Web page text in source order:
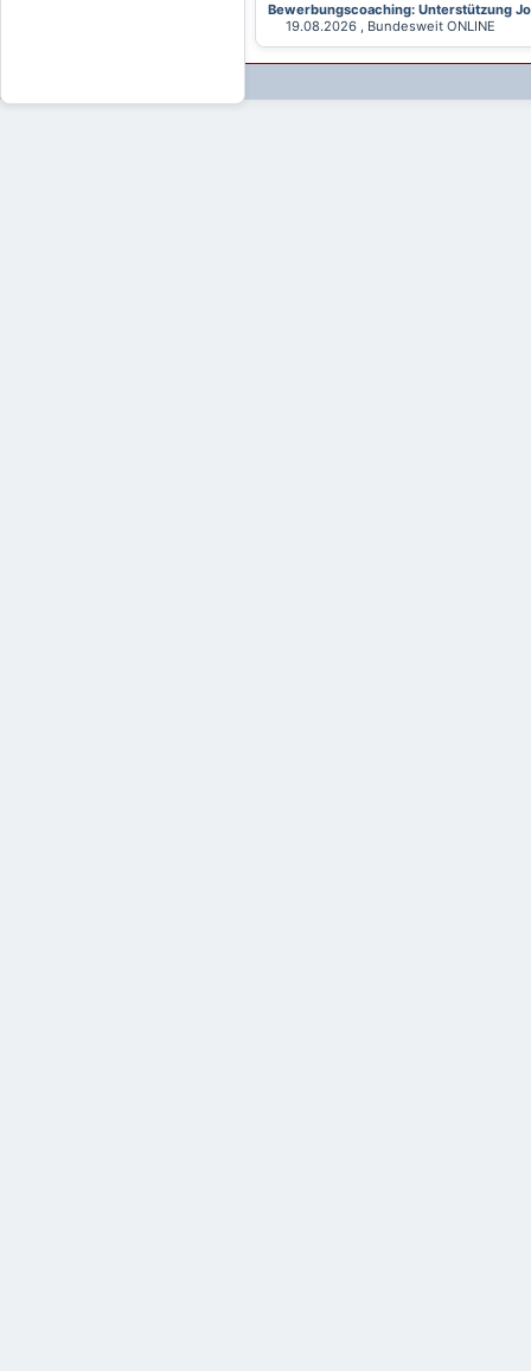
Bewerbungscoaching: Unterstützung
19.08.2026 , Bundesweit ONLINE